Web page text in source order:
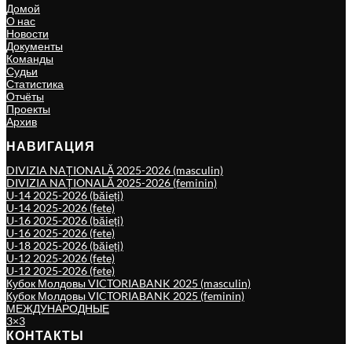
Домой
О нас
Новости
Документы
Команды
Судьи
Статистика
Отчёты
Проекты
Архив
НАВИГАЦИЯ
DIVIZIA NAȚIONALĂ 2025-2026 (masculin)
DIVIZIA NAȚIONALĂ 2025-2026 (feminin)
U-14 2025-2026 (băieți)
U-14 2025-2026 (fete)
U-16 2025-2026 (băieți)
U-16 2025-2026 (fete)
U-18 2025-2026 (băieți)
U-12 2025-2026 (fete)
U-12 2025-2026 (fete)
Кубок Молдовы VICTORIABANK 2025 (masculin)
Кубок Молдовы VICTORIABANK 2025 (feminin)
МЕЖДУНАРОДНЫЕ
3×3
КОНТАКТЫ